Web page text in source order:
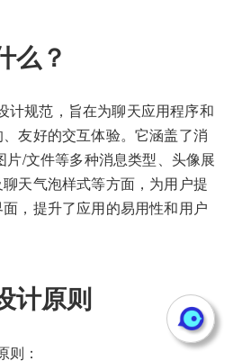
么？
计规范，旨在为聊天应用程序和
友好的交互体验。它涵盖了消
/文件等多种消息类型、头像展
天气泡样式等方面，为用户提
，提升了应用的易用性和用户
计原则
则：